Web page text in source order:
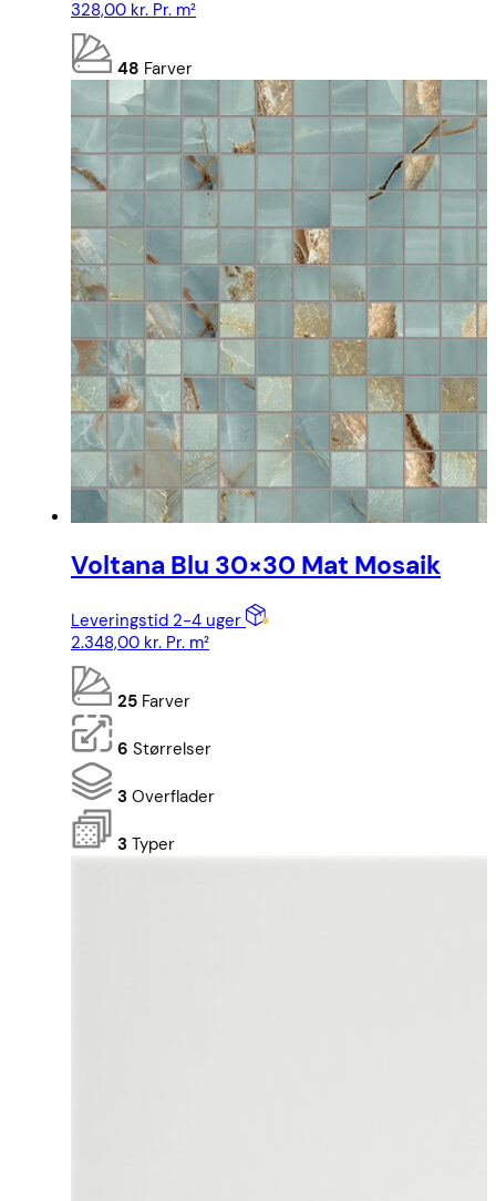
328,00 kr. Pr. m²
48 Farver
Voltana Blu 30×30 Mat Mosaik
Leveringstid 2-4 uger
2.348,00 kr. Pr. m²
25 Farver
6 Størrelser
3 Overflader
3 Typer